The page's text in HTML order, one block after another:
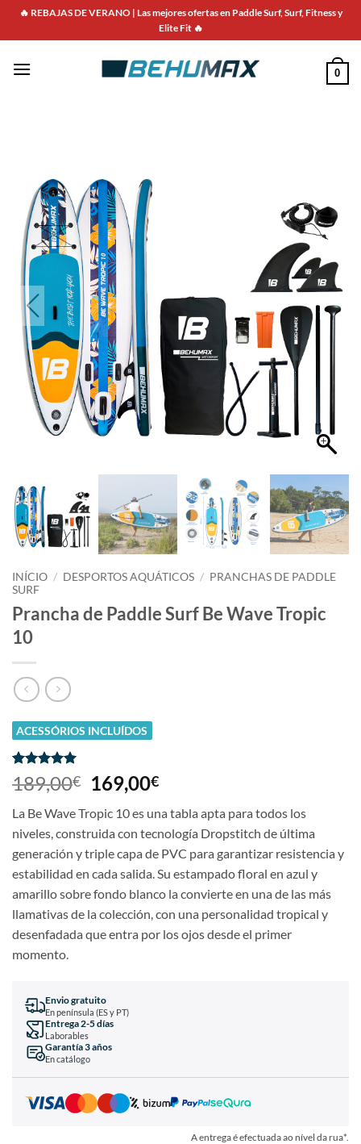
🔥 REBAJAS DE VERANO | Las mejores ofertas en Paddle Surf, Surf, Fitness y
Elite Fit 🔥
0
INÍCIO / DESPORTOS AQUÁTICOS / PRANCHAS DE PADDLE
SURF
Prancha de Paddle Surf Be Wave Tropic
10
ACESSÓRIOS INCLUÍDOS
Classificado
com4.95
base em
22
classificações
de clientes
189,00€ 169,00€
La Be Wave Tropic 10 es una tabla apta para todos los
niveles, construida con tecnología Dropstitch de última
generación y triple capa de PVC para garantizar resistencia y
estabilidad en cada salida. Su estampado floral en azul y
amarillo sobre fondo blanco la convierte en una de las más
llamativas de la colección, con una personalidad tropical y
desenfadada que entra por los ojos desde el primer
momento.
Envio gratuito
En península (ES y PT)
Entrega 2-5 días
Laborables
Garantía 3 años
En catálogo
A entrega é efectuada ao nível da rua*.